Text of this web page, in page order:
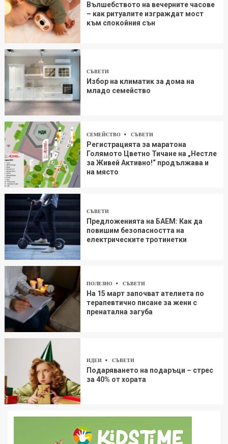
Вълшебството на вечерните часове
– как ритуалите изграждат мост
към спокойния сън
СЪВЕТИ
Избор на климатик за дома на
младо семейство
СЕМЕЙСТВО СЪВЕТИ
Регистрацията за маратона
Голямото Цветно Тичане на „Нестле
за Живей Aктивно!“ продължава и
на място
СЪВЕТИ
Предложенията на БАЕМ: Как да
повишим безопасността на
електрическите тротинетки
ПОЛЕЗНО СЪВЕТИ
На 15 март започват ателиета по
терапевтично писане за жени с
пренатална загуба
ИДЕИ СЪВЕТИ
Подаряването на подаръци – стрес
за 40% от хората